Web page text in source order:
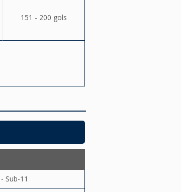
151 - 200 gols
Sub-11